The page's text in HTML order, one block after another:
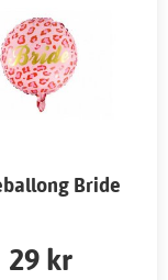
Bride
29 kr